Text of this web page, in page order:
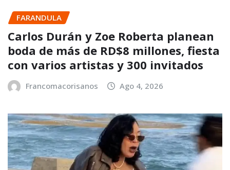
FARANDULA
Carlos Durán y Zoe Roberta planean
boda de más de RD$8 millones, fiesta
con varios artistas y 300 invitados
Francomacorisanos Ago 4, 2026